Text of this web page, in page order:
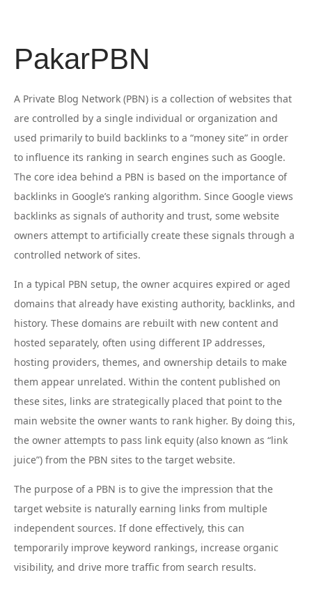
PakarPBN
A Private Blog Network (PBN) is a collection of websites that
are controlled by a single individual or organization and
used primarily to build backlinks to a “money site” in order
to influence its ranking in search engines such as Google.
The core idea behind a PBN is based on the importance of
backlinks in Google’s ranking algorithm. Since Google views
backlinks as signals of authority and trust, some website
owners attempt to artificially create these signals through a
controlled network of sites.
In a typical PBN setup, the owner acquires expired or aged
domains that already have existing authority, backlinks, and
history. These domains are rebuilt with new content and
hosted separately, often using different IP addresses,
hosting providers, themes, and ownership details to make
them appear unrelated. Within the content published on
these sites, links are strategically placed that point to the
main website the owner wants to rank higher. By doing this,
the owner attempts to pass link equity (also known as “link
juice”) from the PBN sites to the target website.
The purpose of a PBN is to give the impression that the
target website is naturally earning links from multiple
independent sources. If done effectively, this can
temporarily improve keyword rankings, increase organic
visibility, and drive more traffic from search results.